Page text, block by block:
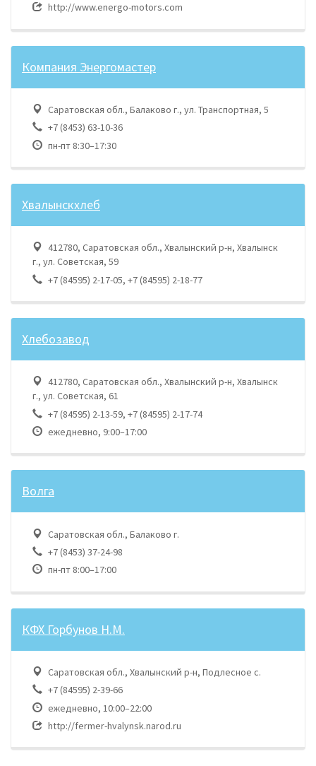
http://www.energo-motors.com
Компания Энергомастер
Саратовская обл., Балаково г., ул. Транспортная, 5
+7 (8453) 63-10-36
пн-пт 8:30–17:30
Хвалынскхлеб
412780, Саратовская обл., Хвалынский р-н, Хвалынск
г., ул. Советская, 59
+7 (84595) 2-17-05, +7 (84595) 2-18-77
Хлебозавод
412780, Саратовская обл., Хвалынский р-н, Хвалынск
г., ул. Советская, 61
+7 (84595) 2-13-59, +7 (84595) 2-17-74
ежедневно, 9:00–17:00
Волга
Саратовская обл., Балаково г.
+7 (8453) 37-24-98
пн-пт 8:00–17:00
КФХ Горбунов Н.М.
Саратовская обл., Хвалынский р-н, Подлесное с.
+7 (84595) 2-39-66
ежедневно, 10:00–22:00
http://fermer-hvalynsk.narod.ru